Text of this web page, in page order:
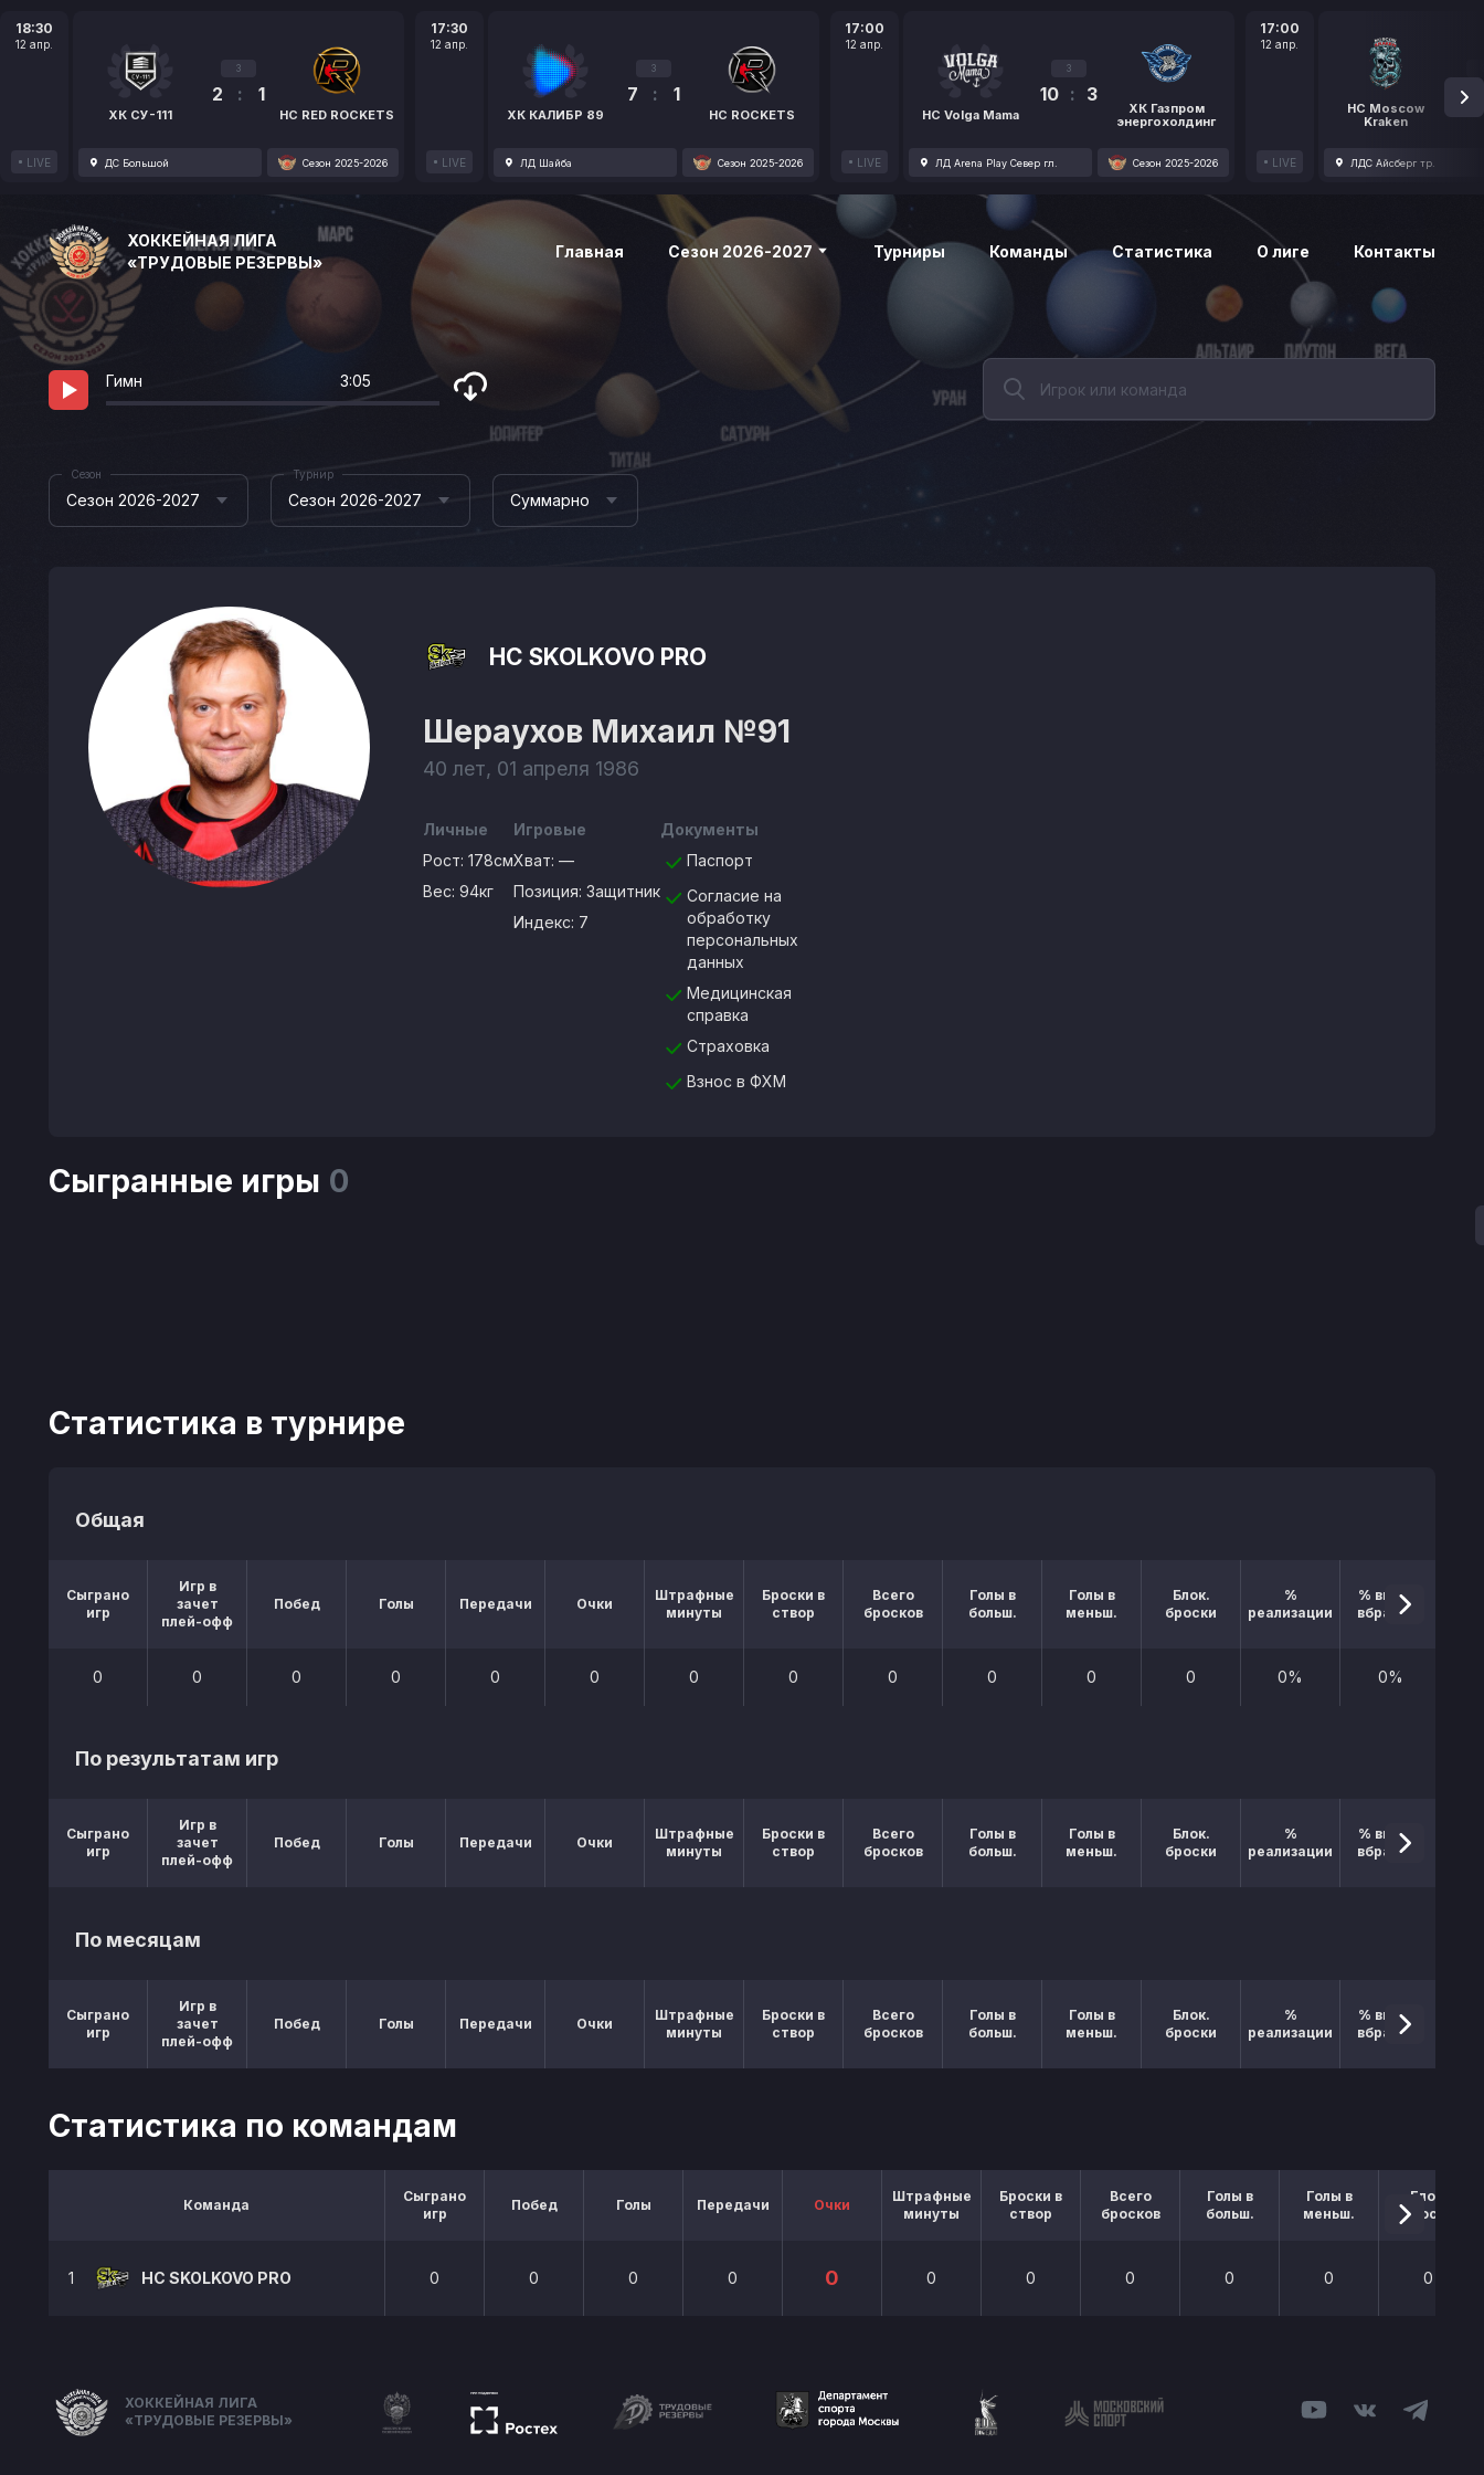
18:30
12 апр.
LIVE
ХК СУ-111
3
2 : 1
HC RED ROCKETS
ДС Большой Сезон 2025-2026
17:30
12 апр.
LIVE
ХК КАЛИБР 89
3
7 : 1
HC ROCKETS
ЛД Шайба Сезон 2025-2026
17:00
12 апр.
LIVE
HC Volga Mama
3
10 : 3
ХК Газпром
энергохолдинг
ЛД Arena Play Север гл. Сезон 2025-2026
17:00
12 апр.
LIVE
HC Moscow
Kraken
1
ЛДС Айсберг тр.
ХОККЕЙНАЯ ЛИГА
«ТРУДОВЫЕ РЕЗЕРВЫ»
Главная Сезон 2026-2027 Турниры Команды Статистика О лиге Контакты
Гимн 3:05
Сезон 2026-2027
Сезон
Сезон 2026-2027
Турнир
Суммарно
HC SKOLKOVO PRO
Шераухов Михаил №91
40 лет, 01 апреля 1986
Личные
Рост: 178см
Вес: 94кг
Игровые
Хват: —
Позиция: Защитник
Индекс: 7
Документы
Паспорт
Согласие на
обработку
персональных
данных
Медицинская
справка
Страховка
Взнос в ФХМ
Сыгранные игры 0
Статистика в турнире
Общая
Сыграно
игр
Игр в
зачет
плей-офф
Побед Голы Передачи Очки
Штрафные
минуты
Броски в
створ
Всего
бросков
Голы в
больш.
Голы в
меньш.
Блок.
броски
%
реализации
% выигр.
вбрасыв.
0 0 0 0 0 0 0 0 0 0 0 0 0% 0%
По результатам игр
Сыграно
игр
Игр в
зачет
плей-офф
Побед Голы Передачи Очки
Штрафные
минуты
Броски в
створ
Всего
бросков
Голы в
больш.
Голы в
меньш.
Блок.
броски
%
реализации
% выигр.
вбрасыв.
По месяцам
Сыграно
игр
Игр в
зачет
плей-офф
Побед Голы Передачи Очки
Штрафные
минуты
Броски в
створ
Всего
бросков
Голы в
больш.
Голы в
меньш.
Блок.
броски
%
реализации
% выигр.
вбрасыв.
Статистика по командам
Команда
Сыграно
игр
Побед Голы Передачи Очки
Штрафные
минуты
Броски в
створ
Всего
бросков
Голы в
больш.
Голы в
меньш.
Блок.
броски
1 HC SKOLKOVO PRO 0 0 0 0 0 0 0 0 0 0 0
ХОККЕЙНАЯ ЛИГА
«ТРУДОВЫЕ РЕЗЕРВЫ»